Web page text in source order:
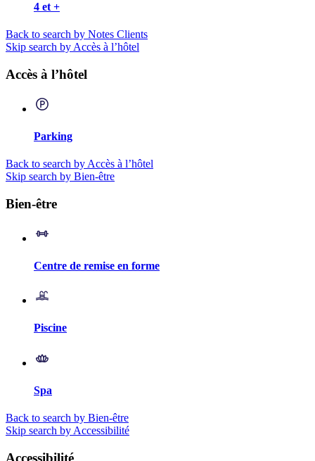
4 et +
Back to search by Notes Clients
Skip search by Accès à l’hôtel
Accès à l’hôtel
Parking
Back to search by Accès à l’hôtel
Skip search by Bien-être
Bien-être
Centre de remise en forme
Piscine
Spa
Back to search by Bien-être
Skip search by Accessibilité
Accessibilité